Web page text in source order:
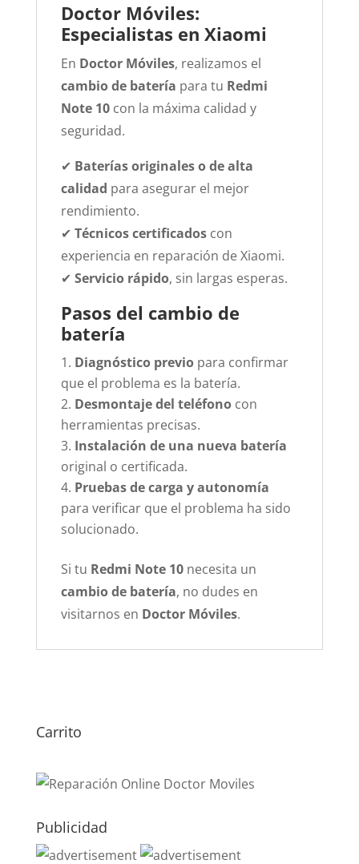
Doctor Móviles:
Especialistas en Xiaomi
En Doctor Móviles, realizamos el
cambio de batería para tu Redmi
Note 10con la máxima calidad y
seguridad.
✔ Baterías originales o de alta
calidad para asegurar el mejor
rendimiento.
✔ Técnicos certificadoscon
experiencia en reparación de Xiaomi.
✔ Servicio rápido, sin largas esperas.
Pasos del cambio de
batería
Diagnóstico previopara confirmar
que el problema es la batería.
Desmontaje del teléfonocon
herramientas precisas.
Instalación de una nueva batería
original o certificada.
Pruebas de carga y autonomía
para verificar que el problema ha sido
solucionado.
Si tu Redmi Note 10necesita un
cambio de batería, no dudes en
visitarnos en Doctor Móviles.
Carrito
Publicidad